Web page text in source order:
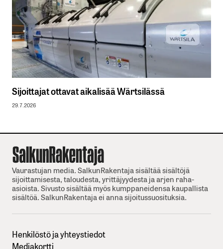
Sijoittajat ottavat aikalisää Wärtsilässä
29.7.2026
Vaurastujan media. SalkunRakentaja sisältää sisältöjä
sijoittamisesta, taloudesta, yrittäjyydesta ja arjen raha-
asioista. Sivusto sisältää myös kumppaneidensa kaupallista
sisältöä. SalkunRakentaja ei anna sijoitussuosituksia.
Henkilöstö ja yhteystiedot
Mediakortti